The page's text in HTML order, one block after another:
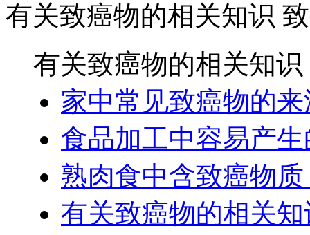
有关致癌物的相关知识
有关致癌物的相关知识
家中常见致癌物的
食品加工中容易产
熟肉食中含致癌物
有关致癌物的相关